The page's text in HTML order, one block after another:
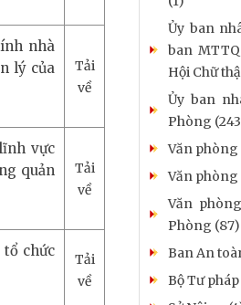
nhà
lý của
Tải
về
vực
quản
Tải
về
tổ chức
Tải
về
Ủy ban
ban
Hội Chữ
Ủy ban
Phòng
Văn phòng
Văn phòng
Văn
Phòng (87)
Ban An
Bộ Tư